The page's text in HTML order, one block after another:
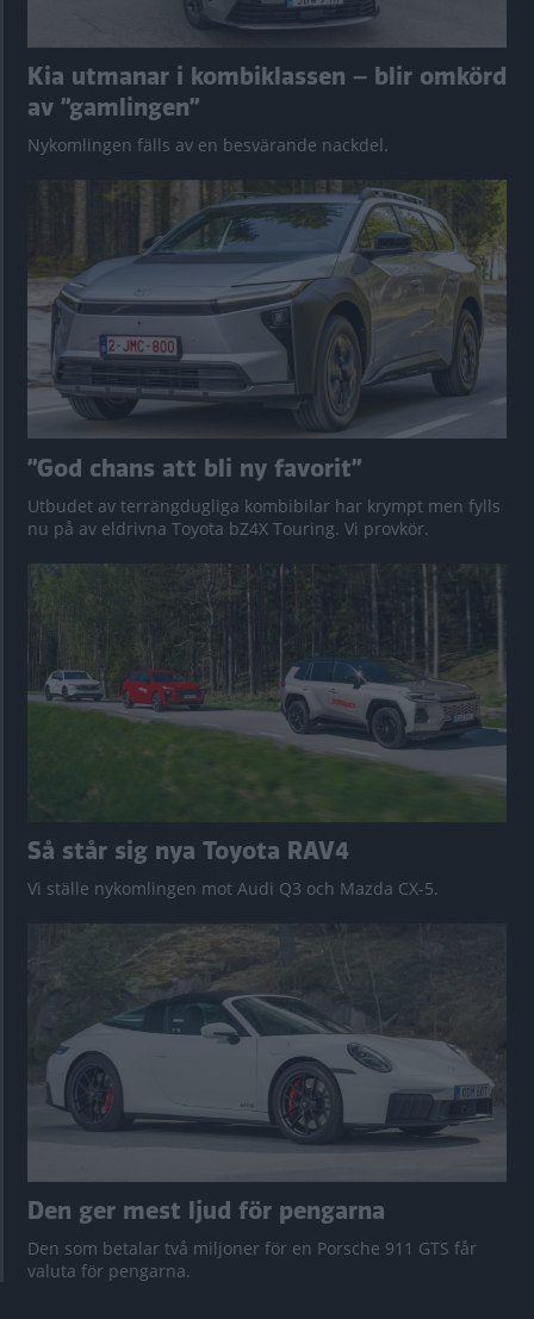
Kia utmanar i kombiklassen – blir omkörd
av ”gamlingen”
Nykomlingen fälls av en besvärande nackdel.
”God chans att bli ny favorit”
Utbudet av terrängdugliga kombibilar har krympt men fylls
nu på av eldrivna Toyota bZ4X Touring. Vi provkör.
Så står sig nya Toyota RAV4
Vi ställe nykomlingen mot Audi Q3 och Mazda CX-5.
Den ger mest ljud för pengarna
Den som betalar två miljoner för en Porsche 911 GTS får
valuta för pengarna.